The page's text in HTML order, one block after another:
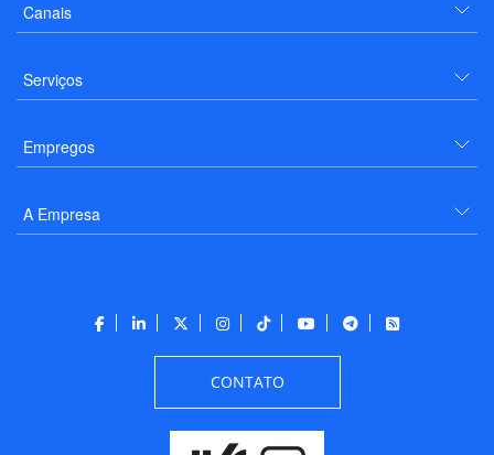
Canais
Serviços
Empregos
A Empresa
CONTATO